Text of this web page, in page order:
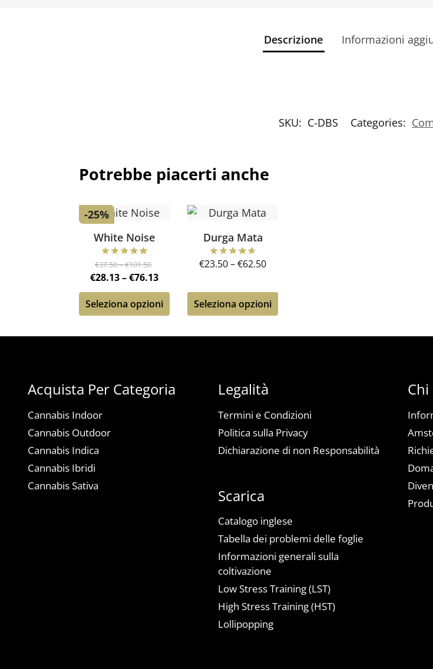
Descrizione Informazioni
SKU: C-DBS Categories:
Potrebbe piacerti anche
-25%
White Noise
€37.50–€101.50
€28.13–€76.13
Seleziona opzioni
Durga Mata
€23.50–€62.50
Seleziona opzioni
Acquista Per Categoria
Cannabis Indoor
Cannabis Outdoor
Cannabis Indica
Cannabis Ibridi
Cannabis Sativa
Legalità
Termini e Condizioni
Politica sulla Privacy
Dichiarazione di non Responsabilità
Scarica
Catalogo inglese
Tabella dei problemi delle foglie
Informazioni generali sulla
coltivazione
Low Stress Training (LST)
High Stress Training (HST)
Lollipopping
Chi